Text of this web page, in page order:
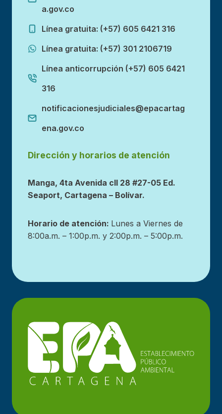
a.gov.co
Línea gratuita: (+57) 605 6421 316
Línea gratuita: (+57) 301 2106719
Línea anticorrupción (+57) 605 6421
316
notificacionesjudiciales@epacartag
ena.gov.co
Dirección y horarios de atención
Manga, 4ta Avenida cll 28 #27-05 Ed.
Seaport, Cartagena – Bolívar.
Horario de atención: Lunes a Viernes de
8:00a.m. – 1:00p.m. y 2:00p.m. – 5:00p.m.